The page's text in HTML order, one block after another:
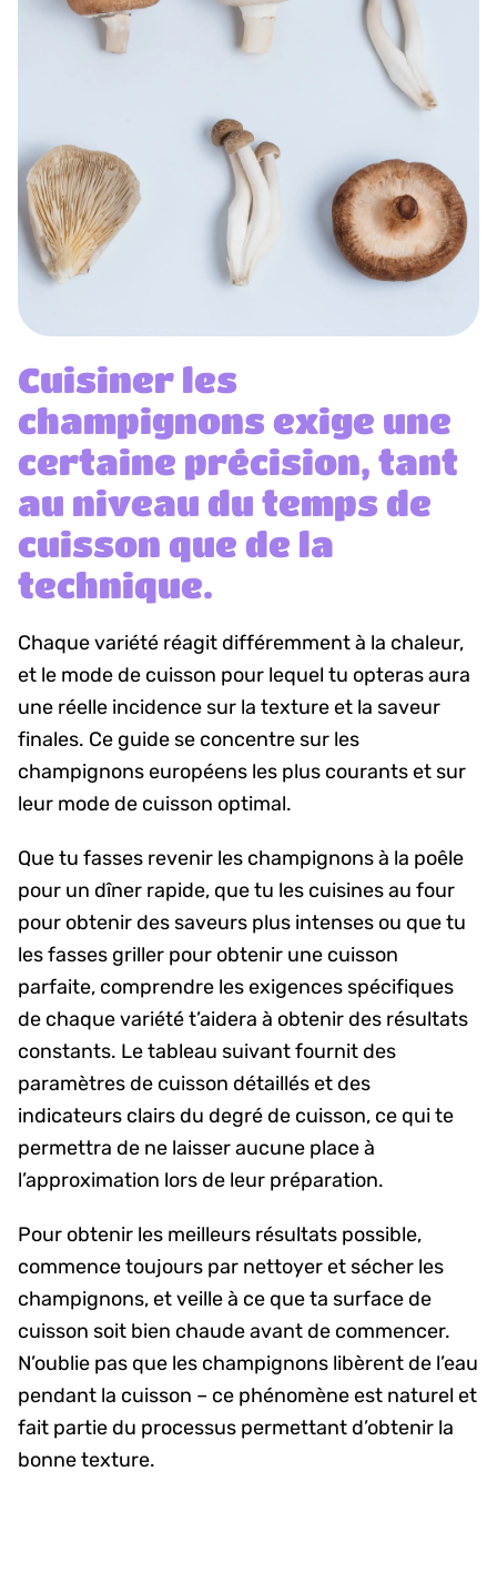
Cuisiner les
champignons exige une
certaine précision, tant
au niveau du temps de
cuisson que de la
technique.
Chaque variété réagit différemment à la chaleur,
et le mode de cuisson pour lequel tu opteras aura
une réelle incidence sur la texture et la saveur
finales. Ce guide se concentre sur les
champignons européens les plus courants et sur
leur mode de cuisson optimal.
Que tu fasses revenir les champignons à la poêle
pour un dîner rapide, que tu les cuisines au four
pour obtenir des saveurs plus intenses ou que tu
les fasses griller pour obtenir une cuisson
parfaite, comprendre les exigences spécifiques
de chaque variété t’aidera à obtenir des résultats
constants. Le tableau suivant fournit des
paramètres de cuisson détaillés et des
indicateurs clairs du degré de cuisson, ce qui te
permettra de ne laisser aucune place à
l’approximation lors de leur préparation.
Pour obtenir les meilleurs résultats possible,
commence toujours par nettoyer et sécher les
champignons, et veille à ce que ta surface de
cuisson soit bien chaude avant de commencer.
N’oublie pas que les champignons libèrent de l’eau
pendant la cuisson – ce phénomène est naturel et
fait partie du processus permettant d’obtenir la
bonne texture.